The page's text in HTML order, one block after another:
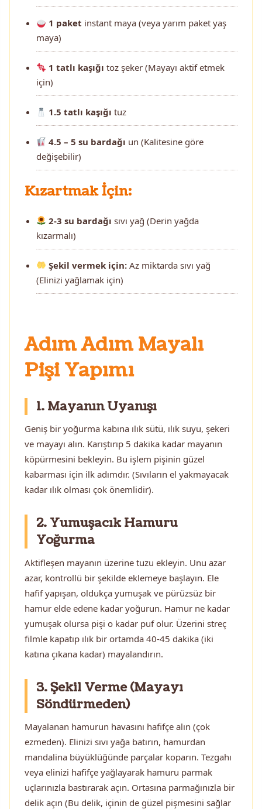
1 paket instant maya (veya yarım paket yaş
maya)
1 tatlı kaşığı toz şeker (Mayayı aktif etmek
için)
1.5 tatlı kaşığı tuz
4.5 – 5 su bardağı un (Kalitesine göre
değişebilir)
Kızartmak İçin:
2-3 su bardağı sıvı yağ (Derin yağda
kızarmalı)
Şekil vermek için: Az miktarda sıvı yağ
(Elinizi yağlamak için)
Adım Adım Mayalı
Pişi Yapımı
1. Mayanın Uyanışı
Geniş bir yoğurma kabına ılık sütü, ılık suyu, şekeri
ve mayayı alın. Karıştırıp 5 dakika kadar mayanın
köpürmesini bekleyin. Bu işlem pişinin güzel
kabarması için ilk adımdır. (Sıvıların el yakmayacak
kadar ılık olması çok önemlidir).
2. Yumuşacık Hamuru
Yoğurma
Aktifleşen mayanın üzerine tuzu ekleyin. Unu azar
azar, kontrollü bir şekilde eklemeye başlayın. Ele
hafif yapışan, oldukça yumuşak ve pürüzsüz bir
hamur elde edene kadar yoğurun. Hamur ne kadar
yumuşak olursa pişi o kadar puf olur. Üzerini streç
filmle kapatıp ılık bir ortamda 40-45 dakika (iki
katına çıkana kadar) mayalandırın.
3. Şekil Verme (Mayayı
Söndürmeden)
Mayalanan hamurun havasını hafifçe alın (çok
ezmeden). Elinizi sıvı yağa batırın, hamurdan
mandalina büyüklüğünde parçalar koparın. Tezgahı
veya elinizi hafifçe yağlayarak hamuru parmak
uçlarınızla bastırarak açın. Ortasına parmağınızla bir
delik açın (Bu delik, içinin de güzel pişmesini sağlar